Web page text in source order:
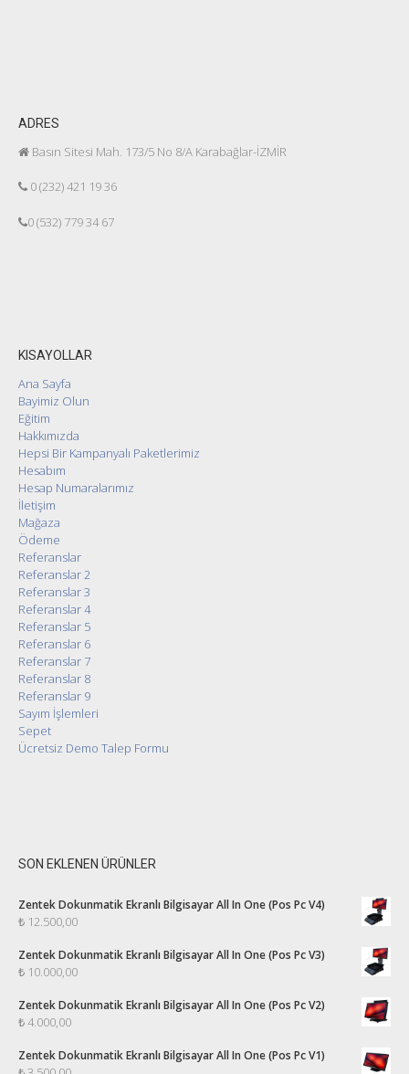
ADRES
Basın Sitesi Mah. 173/5 No 8/A Karabağlar-İZMİR
0 (232) 421 19 36
0 (532) 779 34 67
KISAYOLLAR
Ana Sayfa
Bayimiz Olun
Eğitim
Hakkımızda
Hepsi Bir Kampanyalı Paketlerimiz
Hesabım
Hesap Numaralarımız
İletişim
Mağaza
Ödeme
Referanslar
Referanslar 2
Referanslar 3
Referanslar 4
Referanslar 5
Referanslar 6
Referanslar 7
Referanslar 8
Referanslar 9
Sayım İşlemleri
Sepet
Ücretsiz Demo Talep Formu
SON EKLENEN ÜRÜNLER
Zentek Dokunmatik Ekranlı Bilgisayar All In One (Pos Pc V4)
₺ 12.500,00
Zentek Dokunmatik Ekranlı Bilgisayar All In One (Pos Pc V3)
₺ 10.000,00
Zentek Dokunmatik Ekranlı Bilgisayar All In One (Pos Pc V2)
₺4.000,00
Zentek Dokunmatik Ekranlı Bilgisayar All In One (Pos Pc V1)